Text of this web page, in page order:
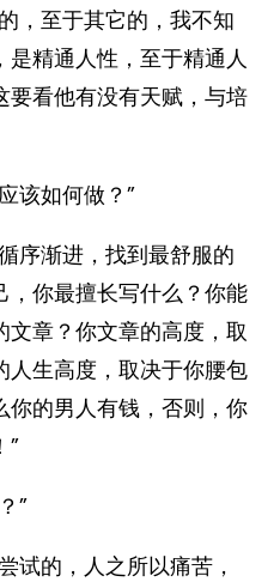
，至于其它的，我不知
精通人性，至于精通人
要看他有没有天赋，与培
该如何做？”
序渐进，找到最舒服的
，你最擅长写什么？你能
章？你文章的高度，取
人生高度，取决于你腰包
你的男人有钱，否则，你
”
”
试的，人之所以痛苦，